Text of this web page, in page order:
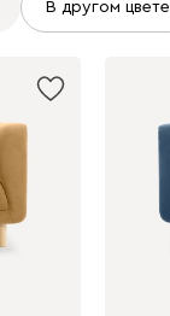
В другом цвете